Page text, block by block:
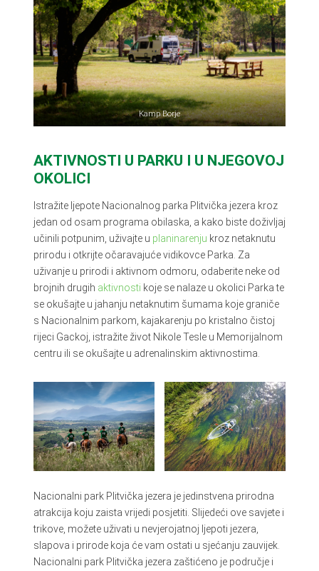
Kamp Borje
AKTIVNOSTI U PARKU I U NJEGOVOJ
OKOLICI
Istražite ljepote Nacionalnog parka Plitvička jezera kroz
jedan od osam programa obilaska, a kako biste doživljaj
učinili potpunim, uživajte u planinarenju kroz netaknutu
prirodu i otkrijte očaravajuće vidikovce Parka. Za
uživanje u prirodi i aktivnom odmoru, odaberite neke od
brojnih drugih aktivnosti koje se nalaze u okolici Parka te
se okušajte u jahanju netaknutim šumama koje graniče
s Nacionalnim parkom, kajakarenju po kristalno čistoj
rijeci Gackoj, istražite život Nikole Tesle u Memorijalnom
centru ili se okušajte u adrenalinskim aktivnostima.
Nacionalni park Plitvička jezera je jedinstvena prirodna
atrakcija koju zaista vrijedi posjetiti. Slijedeći ove savjete i
trikove, možete uživati u nevjerojatnoj ljepoti jezera,
slapova i prirode koja će vam ostati u sjećanju zauvijek.
Nacionalni park Plitvička jezera zaštićeno je područje i